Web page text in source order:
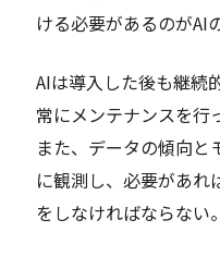
ける必要があるのがAI
AIは導入した後も継続
常にメンテナンスを行
また、データの傾向
に観測し、必要があれ
をしなければならない。